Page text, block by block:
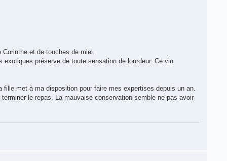
et de touches de miel.
préserve de toute sensation de lourdeur. Ce vin
met à ma disposition pour faire mes expertises depuis un an.
le repas. La mauvaise conservation semble ne pas avoir